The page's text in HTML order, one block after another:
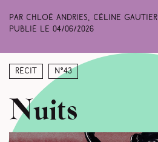
Par Chloé Andries, Céline Gautier
Publié le 04/06/2026
Récit N°43
Nuits